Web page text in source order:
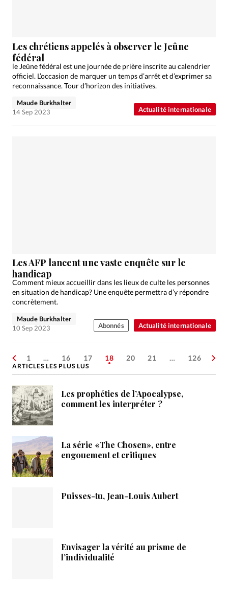
Actualité internationale
Les chrétiens appelés à observer le Jeûne
fédéral
le Jeûne fédéral est une journée de prière inscrite au calendrier
officiel. L’occasion de marquer un temps d’arrêt et d’exprimer sa
reconnaissance. Tour d’horizon des initiatives.
Maude Burkhalter
14 Sep 2023
Actualité internationale
Les AFP lancent une vaste enquête sur le
handicap
Comment mieux accueillir dans les lieux de culte les personnes
en situation de handicap? Une enquête permettra d’y répondre
concrètement.
Maude Burkhalter
10 Sep 2023
Abonnés
1 … 16 17 18 20 21 … 126
ARTICLES LES PLUS LUS
Les prophéties de l’Apocalypse,
comment les interpréter ?
La série «The Chosen», entre
engouement et critiques
Puisses-tu, Jean-Louis Aubert
Envisager la vérité au prisme de
l’individualité